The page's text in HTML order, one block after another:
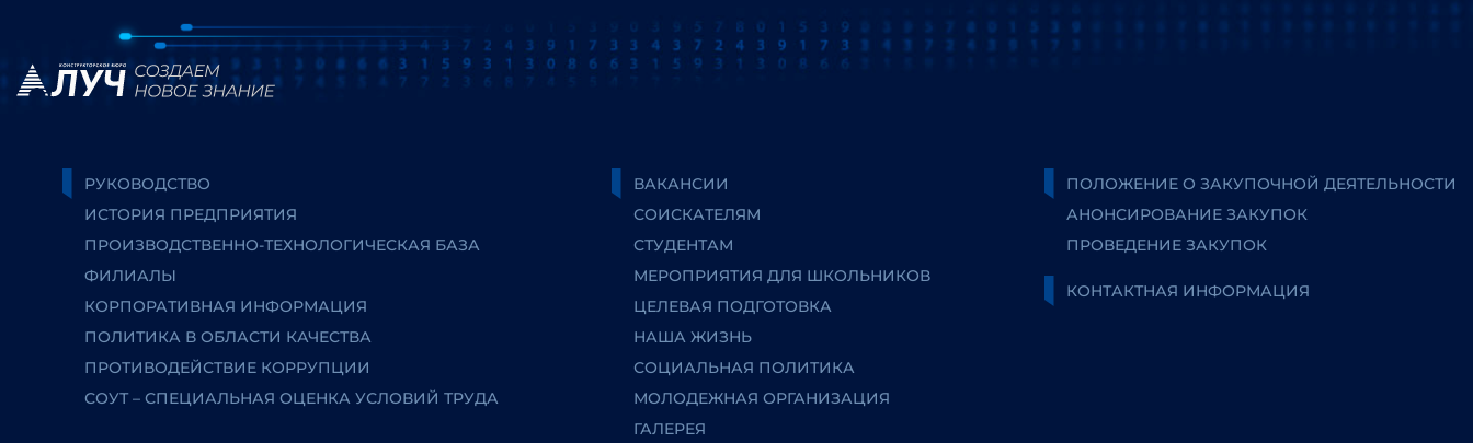
РУКОВОДСТВО
ИСТОРИЯ ПРЕДПРИЯТИЯ
ПРОИЗВОДСТВЕННО-ТЕХНОЛОГИЧЕСКАЯ БАЗА
ФИЛИАЛЫ
КОРПОРАТИВНАЯ ИНФОРМАЦИЯ
ПОЛИТИКА В ОБЛАСТИ КАЧЕСТВА
ПРОТИВОДЕЙСТВИЕ КОРРУПЦИИ
СОУТ – СПЕЦИАЛЬНАЯ ОЦЕНКА УСЛОВИЙ ТРУДА
ВАКАНСИИ
СОИСКАТЕЛЯМ
СТУДЕНТАМ
МЕРОПРИЯТИЯ ДЛЯ ШКОЛЬНИКОВ
ЦЕЛЕВАЯ ПОДГОТОВКА
НАША ЖИЗНЬ
СОЦИАЛЬНАЯ ПОЛИТИКА
МОЛОДЕЖНАЯ ОРГАНИЗАЦИЯ
ГАЛЕРЕЯ
ПОЛОЖЕНИЕ О ЗАКУПОЧНОЙ ДЕЯТЕЛЬНОСТИ
АНОНСИРОВАНИЕ ЗАКУПОК
ПРОВЕДЕНИЕ ЗАКУПОК
КОНТАКТНАЯ ИНФОРМАЦИЯ